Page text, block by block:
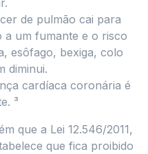
de pulmão cai para
a um fumante e o risco
esôfago, bexiga, colo
diminui.
cardíaca coronária é
³
que a Lei 12.546/2011,
que fica proibido